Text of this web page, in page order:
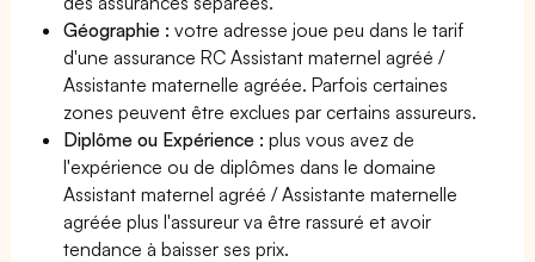
Géographie :votre adresse joue peu dans le tarif
d'une assurance RC Assistant maternel agréé /
Assistante maternelle agréée. Parfois certaines
zones peuvent être exclues par certains assureurs.
Diplôme ou Expérience :plus vous avez de
l'expérience ou de diplômes dans le domaine
Assistant maternel agréé / Assistante maternelle
agréée plus l'assureur va être rassuré et avoir
tendance à baisser ses prix.